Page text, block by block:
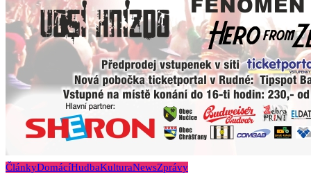
ČlánkyDomácíHudbaKulturaNewsZprávy